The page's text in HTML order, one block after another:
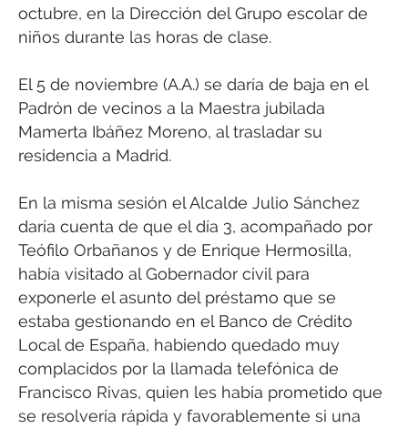
octubre, en la Dirección del Grupo escolar de
niños durante las horas de clase.
El 5 de noviembre (A.A.) se daría de baja en el
Padrón de vecinos a la Maestra jubilada
Mamerta Ibáñez Moreno, al trasladar su
residencia a Madrid.
En la misma sesión el Alcalde Julio Sánchez
daría cuenta de que el día 3, acompañado por
Teófilo Orbañanos y de Enrique Hermosilla,
había visitado al Gobernador civil para
exponerle el asunto del préstamo que se
estaba gestionando en el Banco de Crédito
Local de España, habiendo quedado muy
complacidos por la llamada telefónica de
Francisco Rivas, quien les había prometido que
se resolvería rápida y favorablemente si una